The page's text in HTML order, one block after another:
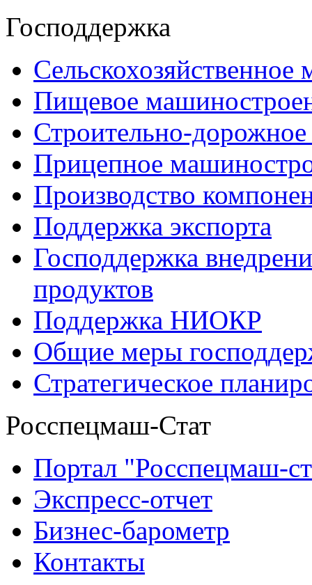
Господдержка
Пищевое
Строительно-
Прицепное
Производство
Поддержка экспорта
Господдержка
продуктов
Поддержка НИОКР
Общие меры
Стратегическое
Росспецмаш-Стат
Портал "Росспецмаш-
Экспресс-отчет
Бизнес-барометр
Контакты